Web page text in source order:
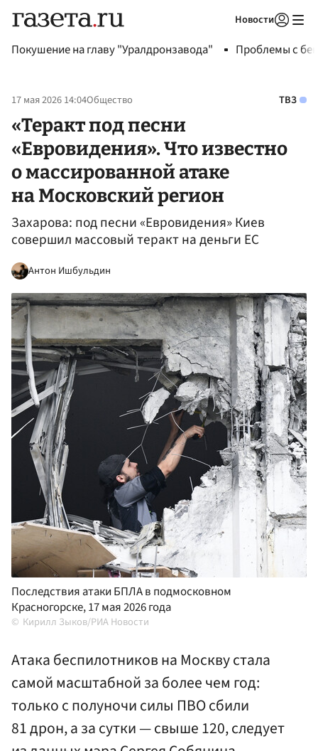
Новости
Покушение на главу "Уралдронзавода" Проблемы с
17 мая 2026 14:04Общество ТВЗ
«Теракт под песни
«Евровидения». Что известно
о массированной атаке
на Московский регион
Захарова: под песни «Евровидения» Киев
совершил массовый теракт на деньги ЕС
Антон Ишбульдин
Последствия атаки БПЛА в подмосковном
Красногорске, 17 мая 2026 года
Кирилл Зыков/РИА Новости
Атака беспилотников на Москву стала
самой масштабной за более чем год:
только с полуночи силы ПВО сбили
81 дрон, а за сутки — свыше 120, следует